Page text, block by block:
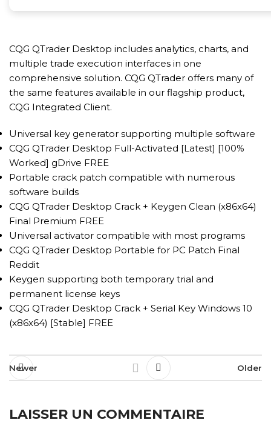
CQG QTrader Desktop includes analytics, charts, and
multiple trade execution interfaces in one
comprehensive solution. CQG QTrader offers many of
the same features available in our flagship product,
CQG Integrated Client.
Universal key generator supporting multiple software
CQG QTrader Desktop Full-Activated [Latest] [100%
Worked] gDrive FREE
Portable crack patch compatible with numerous
software builds
CQG QTrader Desktop Crack + Keygen Clean (x86x64)
Final Premium FREE
Universal activator compatible with most programs
CQG QTrader Desktop Portable for PC Patch Final
Reddit
Keygen supporting both temporary trial and
permanent license keys
CQG QTrader Desktop Crack + Serial Key Windows 10
(x86x64) [Stable] FREE
Newer Older
LAISSER UN COMMENTAIRE